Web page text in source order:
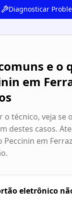
Diagnosticar
e o
em
o técnico, veja se
destes casos.
Peccinin em
eletrônico